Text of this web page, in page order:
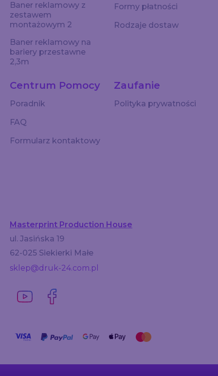
Baner reklamowy z
zestawem
montażowym 2
Baner reklamowy na
bariery przestawne
2,3m
Centrum Pomocy
Poradnik
FAQ
Formularz kontaktowy
Zaufanie
Polityka prywatności
Formy płatności
Rodzaje dostaw
Masterprint Production House
ul. Jasińska 19
62-025 Siekierki Małe
sklep@druk-24.com.pl